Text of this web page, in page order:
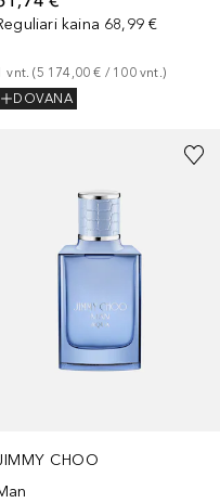
kaina 68,99 €
vnt. (5 174,00 € / 100 vnt.)
DOVANA
CHOO